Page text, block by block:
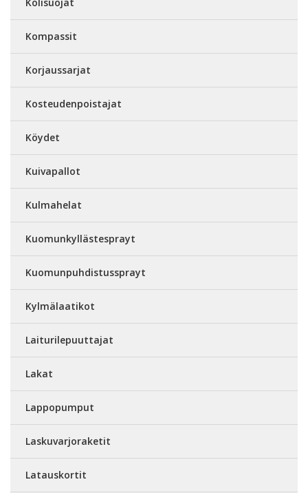
Kompassit
Korjaussarjat
Kosteudenpoistajat
Köydet
Kuivapallot
Kulmahelat
Kuomunkyllästesprayt
Kuomunpuhdistussprayt
Kylmälaatikot
Laiturilepuuttajat
Lakat
Lappopumput
Laskuvarjoraketit
Latauskortit